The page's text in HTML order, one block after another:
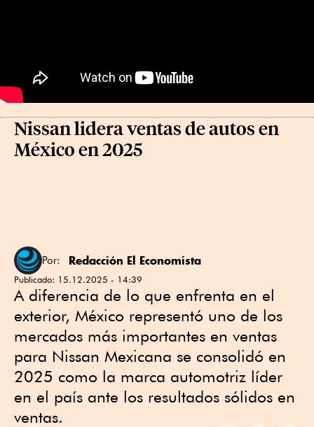
Nissan lidera ventas de autos en
México en 2025
Por: Redacción El Economista
Publicado: 15.12.2025 - 14:39
A diferencia de lo que enfrenta en el
exterior, México representó uno de los
mercados más importantes en ventas
para Nissan Mexicana se consolidó en
2025 como la marca automotriz líder
en el país ante los resultados sólidos en
ventas.